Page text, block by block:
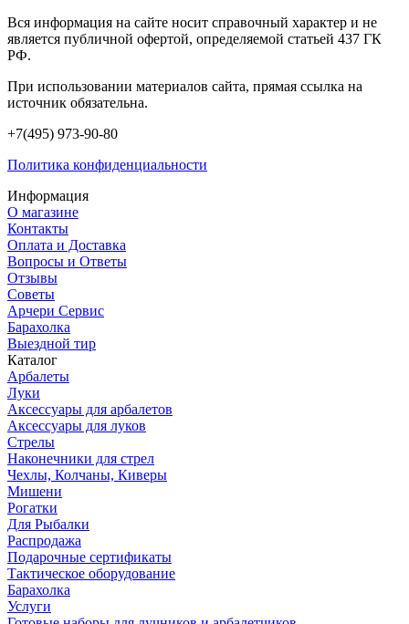
Вся информация на сайте носит справочный характер и не
является публичной офертой, определяемой статьей 437 ГК
РФ.
При использовании материалов сайта, прямая ссылка на
источник обязательна.
+7(495) 973-90-80
Политика конфиденциальности
Информация
О магазине
Контакты
Оплата и Доставка
Вопросы и Ответы
Отзывы
Советы
Арчери Сервис
Барахолка
Выездной тир
Каталог
Арбалеты
Луки
Аксессуары для арбалетов
Аксессуары для луков
Стрелы
Наконечники для стрел
Чехлы, Колчаны, Киверы
Мишени
Рогатки
Для Рыбалки
Распродажа
Подарочные сертификаты
Тактическое оборудование
Барахолка
Услуги